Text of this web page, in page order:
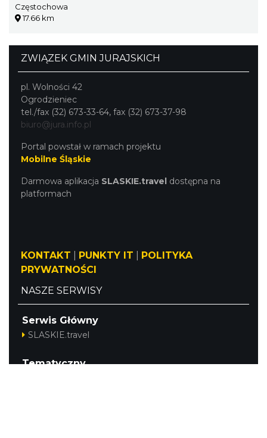
Częstochowa
17.66 km
ZWIĄZEK GMIN JURAJSKICH
pl. Wolności 42
Ogrodzieniec
tel./fax (32) 673-33-64, fax (32) 673-37-98
biuro@jura.info.pl
Portal powstał w ramach projektu
Mobilne Śląskie
Darmowa aplikacja SLASKIE.travel dostępna na
platformach
KONTAKT PUNKTY IT
POLITYKA
PRYWATNOŚCI
NASZE SERWISY
Serwis Główny
SLASKIE.travel
Tematyczny